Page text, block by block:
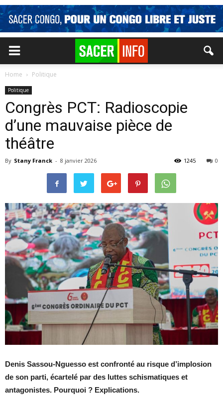
Home Politique
Politique
Congrès PCT: Radioscopie
d’une mauvaise pièce de
théâtre
By Stany Franck - 8 janvier 2026 0
1245
Denis Sassou‑Nguesso est confronté au risque d’implosion
de son parti, écartelé par des luttes schismatiques et
antagonistes. Pourquoi ? Explications.